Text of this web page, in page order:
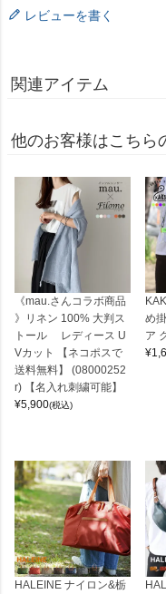
レビューを書く
関連アイテム
他のお客様はこちら
《mau.さんコラボ商品
》リネン 100% 大判ス
トール レディース U
Vカット 【ネコポスで
送料無料】 (08000252
r) 【名入れ刺繍可能】
¥5,900(税込)
め
ア
¥
HALEINE ナイロン&栃